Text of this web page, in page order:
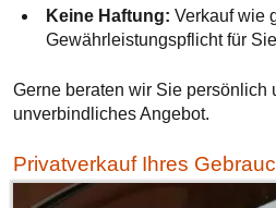
Keine Haftung: Verkauf wie
Gewährleistungspflicht für
Gerne beraten wir Sie persönlich
unverbindliches Angebot.
Privatverkauf Ihres